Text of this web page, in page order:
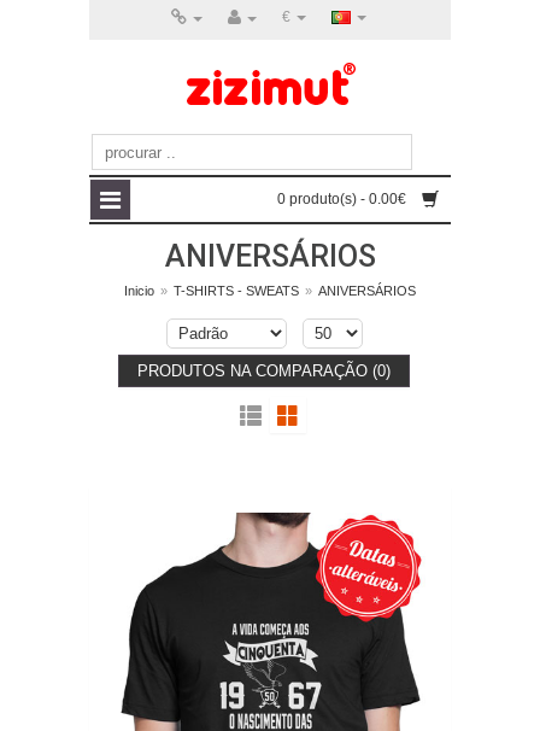
€
0 produto(s) - 0.00€
ANIVERSÁRIOS
Inicio » T-SHIRTS - SWEATS » ANIVERSÁRIOS
PRODUTOS NA COMPARAÇÃO (0)